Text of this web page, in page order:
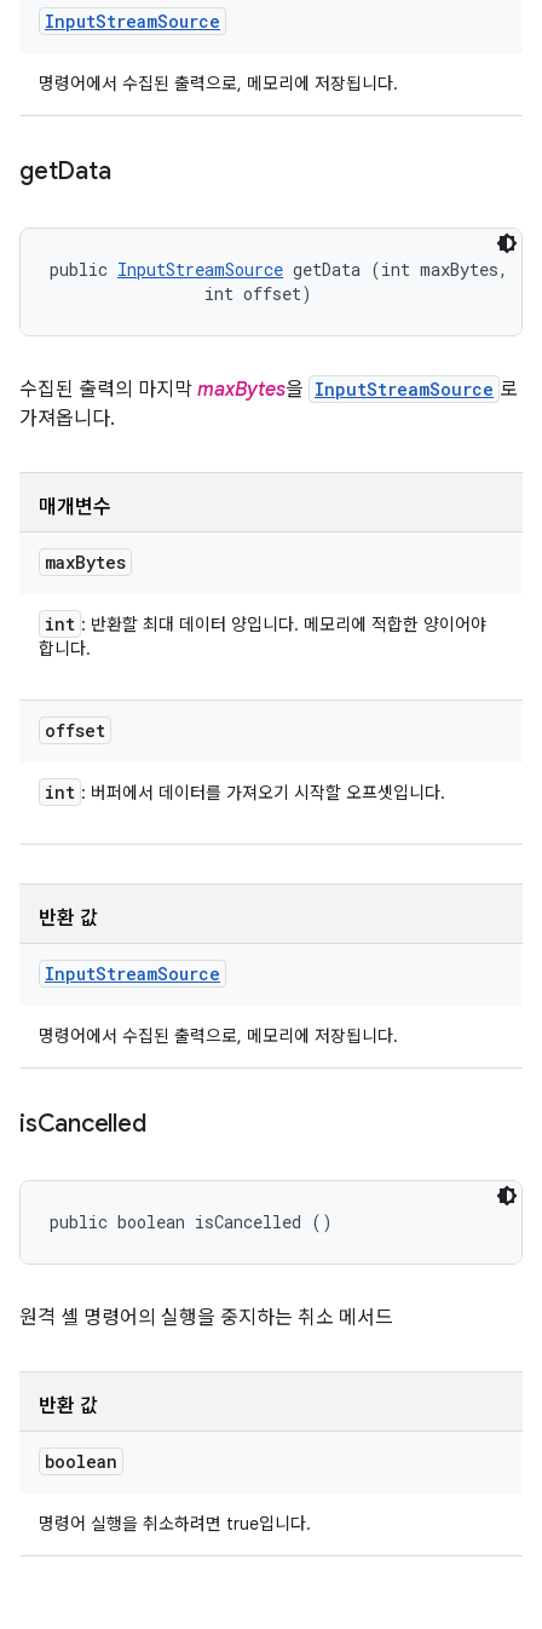
InputStreamSource
명령어에서 수집된 출력으로, 메모리에 저장됩니다.
getData
public InputStreamSource getData (int maxBytes,
                int offset)
수집된 출력의 마지막 maxBytes을 InputStreamSource 로
가져옵니다.
매개변수
maxBytes
int : 반환할 최대 데이터 양입니다. 메모리에 적합한 양이어야
합니다.
offset
int : 버퍼에서 데이터를 가져오기 시작할 오프셋입니다.
반환 값
InputStreamSource
명령어에서 수집된 출력으로, 메모리에 저장됩니다.
isCancelled
public boolean isCancelled ()
원격 셸 명령어의 실행을 중지하는 취소 메서드
반환 값
boolean
명령어 실행을 취소하려면 true입니다.